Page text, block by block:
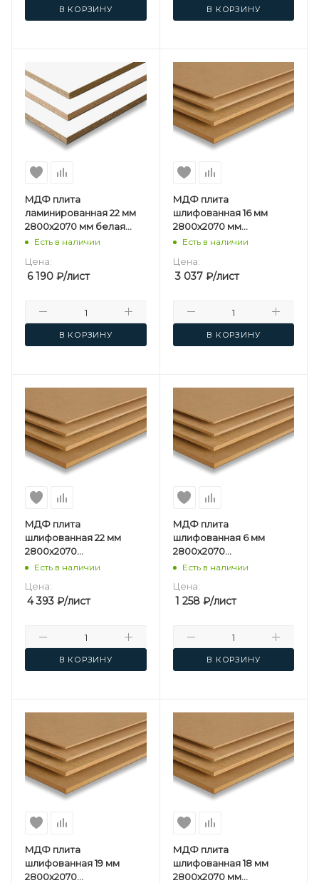
В КОРЗИНУ В КОРЗИНУ
МДФ плита
ламинированная 22 мм
2800х2070 мм белая
односторонняя
Есть в наличии
Цена:
6 190 ₽/лист
В КОРЗИНУ
МДФ плита
шлифованная 16 мм
2800х2070 мм
Kastamonu F
Есть в наличии
Цена:
3 037₽/лист
В КОРЗИНУ
МДФ плита
шлифованная 22 мм
2800х2070
мм Kastamonu F
Есть в наличии
Цена:
4 393 ₽/лист
В КОРЗИНУ
МДФ плита
шлифованная 6 мм
2800х2070
мм Kastamonu F
Есть в наличии
Цена:
1 258₽/лист
В КОРЗИНУ
МДФ плита
шлифованная 19 мм
2800х2070
МДФ плита
шлифованная 18 мм
2800х2070 мм